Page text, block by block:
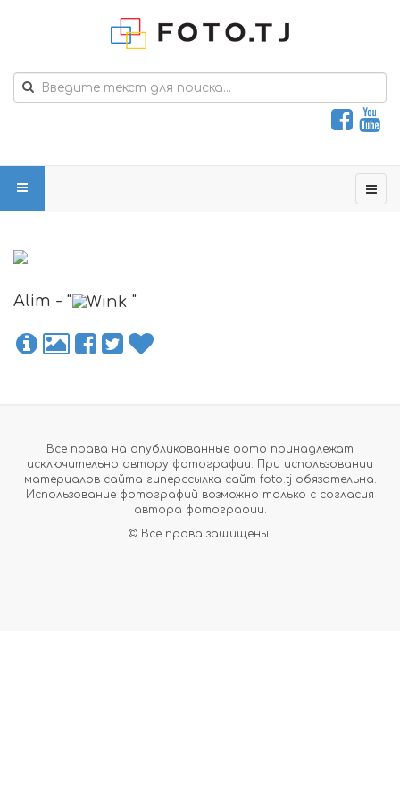
Alim - " "
Все права на опубликованные фото принадлежат
исключительно автору фотографии. При использовании
материалов сайта гиперссылка сайт foto.tj обязательна.
Использование фотографий возможно только с согласия
автора фотографии.
© Все права защищены.